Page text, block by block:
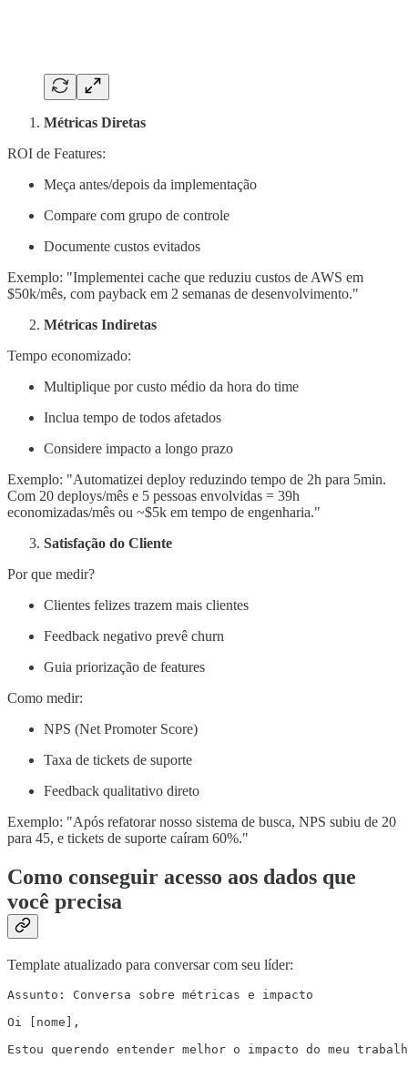
Métricas Diretas
ROI de Features:
Meça antes/depois da implementação
Compare com grupo de controle
Documente custos evitados
Exemplo: "Implementei cache que reduziu custos de AWS em
$50k/mês, com payback em 2 semanas de desenvolvimento."
Métricas Indiretas
Tempo economizado:
Multiplique por custo médio da hora do time
Inclua tempo de todos afetados
Considere impacto a longo prazo
Exemplo: "Automatizei deploy reduzindo tempo de 2h para 5min.
Com 20 deploys/mês e 5 pessoas envolvidas = 39h
economizadas/mês ou ~$5k em tempo de engenharia."
Satisfação do Cliente
Por que medir?
Clientes felizes trazem mais clientes
Feedback negativo prevê churn
Guia priorização de features
Como medir:
NPS (Net Promoter Score)
Taxa de tickets de suporte
Feedback qualitativo direto
Exemplo: "Após refatorar nosso sistema de busca, NPS subiu de 20
para 45, e tickets de suporte caíram 60%."
Como conseguir acesso aos dados que
você precisa
Template atualizado para conversar com seu líder:
Assunto: Conversa sobre métricas e impacto
Oi [nome],
Estou querendo entender melhor o impacto do meu